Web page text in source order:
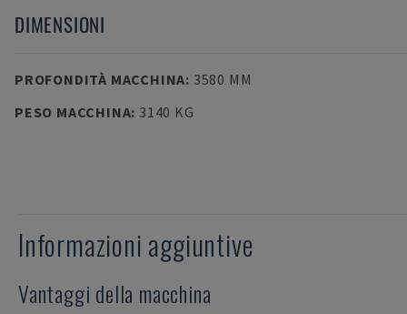
DIMENSIONI
PROFONDITÀ MACCHINA: 3580 MM
PESO MACCHINA: 3140 KG
Informazioni aggiuntive
Vantaggi della macchina